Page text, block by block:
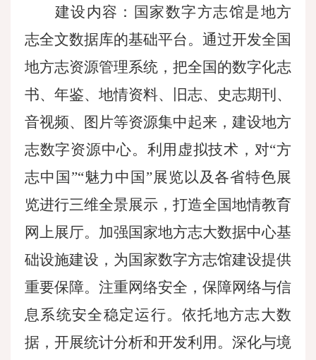
建设内容：国家数字方志馆是地方
志全文数据库的基础平台。通过开发全国
地方志资源管理系统，把全国的数字化志
书、年鉴、地情资料、旧志、史志期刊、
音视频、图片等资源集中起来，建设地方
志数字资源中心。利用虚拟技术，对“方
志中国”“魅力中国”展览以及各省特色展
览进行三维全景展示，打造全国地情教育
网上展厅。加强国家地方志大数据中心基
础设施建设，为国家数字方志馆建设提供
重要保障。注重网络安全，保障网络与信
息系统安全稳定运行。依托地方志大数
据，开展统计分析和开发利用。深化与境